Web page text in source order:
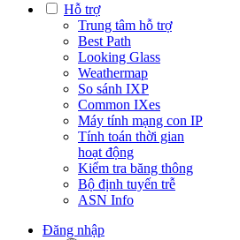
Hỗ trợ
Trung tâm hỗ trợ
Best Path
Looking Glass
Weathermap
So sánh IXP
Common IXes
Máy tính mạng con IP
Tính toán thời gian
hoạt động
Kiểm tra băng thông
Bộ định tuyến trễ
ASN Info
Đăng nhập